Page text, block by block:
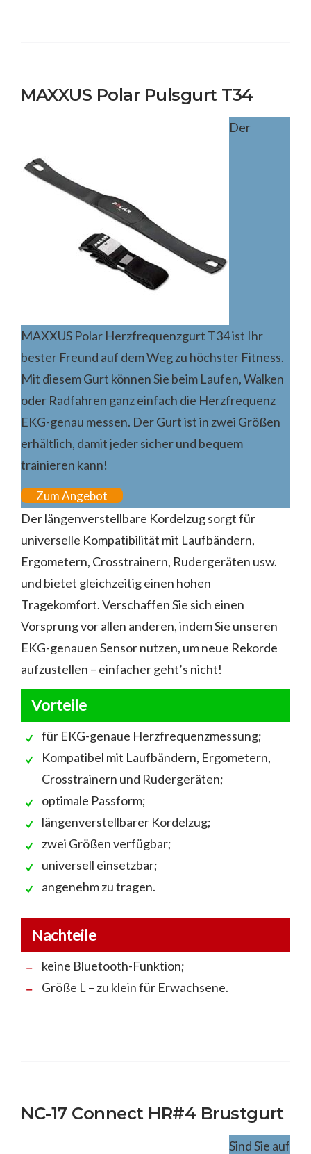
MAXXUS Polar Pulsgurt T34
Der
MAXXUS Polar Herzfrequenzgurt T34 ist Ihr
bester Freund auf dem Weg zu höchster Fitness.
Mit diesem Gurt können Sie beim Laufen, Walken
oder Radfahren ganz einfach die Herzfrequenz
EKG-genau messen. Der Gurt ist in zwei Größen
erhältlich, damit jeder sicher und bequem
trainieren kann!
Zum Angebot
Der längenverstellbare Kordelzug sorgt für
universelle Kompatibilität mit Laufbändern,
Ergometern, Crosstrainern, Rudergeräten usw.
und bietet gleichzeitig einen hohen
Tragekomfort. Verschaffen Sie sich einen
Vorsprung vor allen anderen, indem Sie unseren
EKG-genauen Sensor nutzen, um neue Rekorde
aufzustellen – einfacher geht’s nicht!
Vorteile
für EKG-genaue Herzfrequenzmessung;
Kompatibel mit Laufbändern, Ergometern,
Crosstrainern und Rudergeräten;
optimale Passform;
längenverstellbarer Kordelzug;
zwei Größen verfügbar;
universell einsetzbar;
angenehm zu tragen.
Nachteile
keine Bluetooth-Funktion;
Größe L – zu klein für Erwachsene.
NC-17 Connect HR#4 Brustgurt
Sind Sie auf